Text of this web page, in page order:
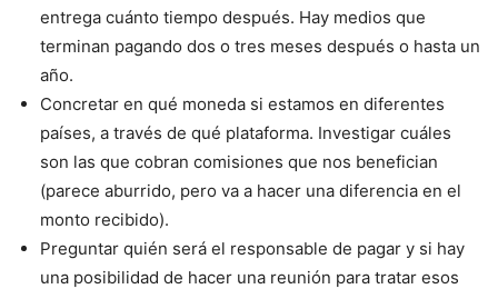
entrega cuánto tiempo después. Hay medios que
terminan pagando dos o tres meses después o hasta un
año.
Concretar en qué moneda si estamos en diferentes
países, a través de qué plataforma. Investigar cuáles
son las que cobran comisiones que nos benefician
(parece aburrido, pero va a hacer una diferencia en el
monto recibido).
Preguntar quién será el responsable de pagar y si hay
una posibilidad de hacer una reunión para tratar esos